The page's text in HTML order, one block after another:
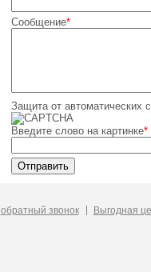
Сообщение*
Защита от автоматических
Введите слово на картинке*
обратный звонок Выгодная